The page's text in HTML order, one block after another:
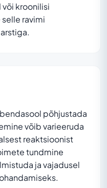
kroonilisi
ravimi
põhjustada
võib varieeruda
reaktsioonist
tundmine
ja vajadusel